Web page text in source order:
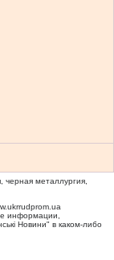
черная металлургия,
информации,
Новини" в каком-либо